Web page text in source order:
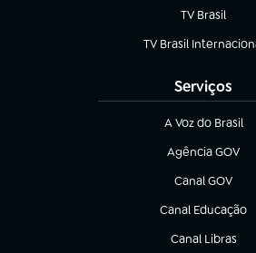
TV Brasil
(abre em
TV Brasil
(abre em nova aba)
Serviços
A Voz do Brasil
(abre em nova
Agência GOV
(abre em nova
Canal GOV
(abre em nova
Canal Educação
(abre em nova
Canal Libras
(abre em nova